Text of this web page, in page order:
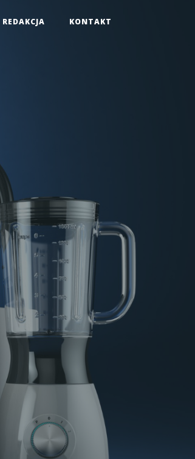
REDAKCJA KONTAKT